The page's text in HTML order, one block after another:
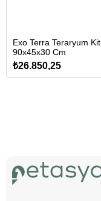
Exo Terra Teraryum Kit
90x45x30 Cm
₺26.850,25